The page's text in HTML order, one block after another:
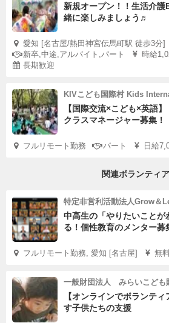
新規オープン！！生活介
緒に楽しみましょう♬
愛知 [名古屋/熱田神宮伝馬町駅 徒歩3分]
新卒,中途,アルバイト,パート
時給
長期歓迎
KIVこども国際村 Kids
【国際交流×こども×英語
クラスマネージャー募集！
フルリモート勤務 パート 日給
関連ボランティア
特定非営利活動法人Grow＆
中高生の「やりたいことが
る！個性教育のメンター募
フルリモート勤務, 愛知 [名古屋] 無
一般財団法人 みらいこども
【オンラインでボランテ
す子供たちの支援